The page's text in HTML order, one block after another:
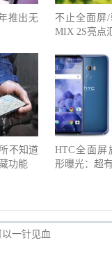
推出无
不止全面屏
MIX 2S亮点
不知道
功能
HTC全面屏
形曝光：超